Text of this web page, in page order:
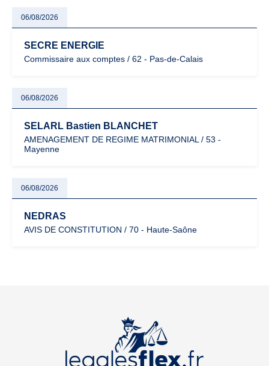
06/08/2026
SECRE ENERGIE
Commissaire aux comptes / 62 - Pas-de-Calais
06/08/2026
SELARL Bastien BLANCHET
AMENAGEMENT DE REGIME MATRIMONIAL / 53 -
Mayenne
06/08/2026
NEDRAS
AVIS DE CONSTITUTION / 70 - Haute-Saône